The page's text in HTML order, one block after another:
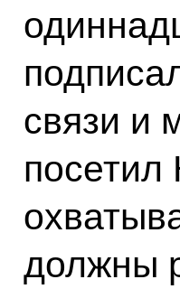
связи и
должны